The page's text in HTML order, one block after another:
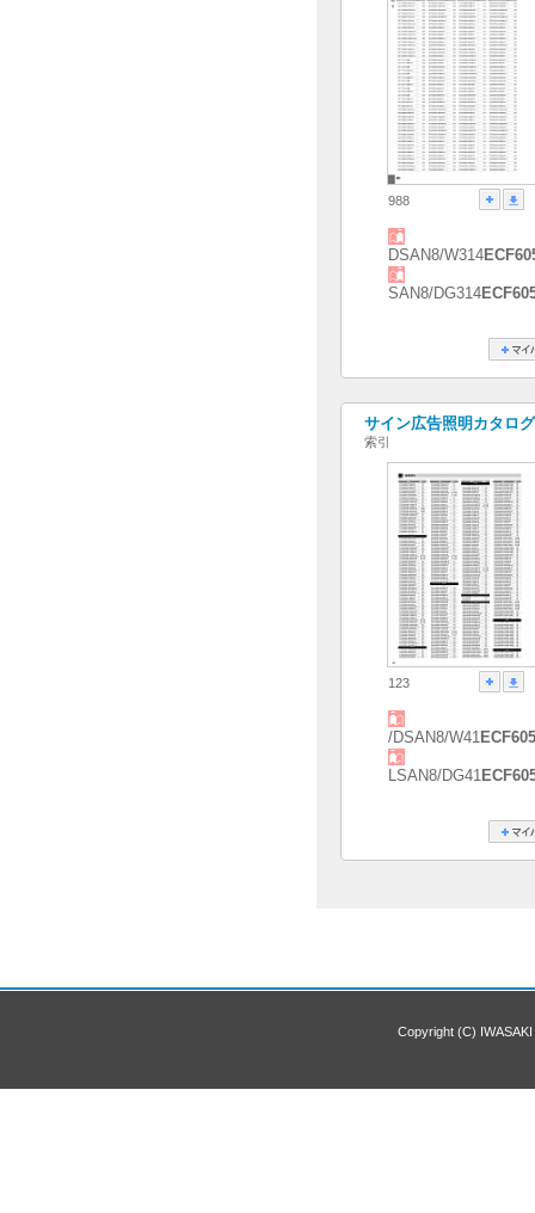
988
DSAN8/W314
SAN8/DG314
サイン広告照明カタロ
索引
123
/DSAN8/W41
LSAN8/DG41
Copyright (C)